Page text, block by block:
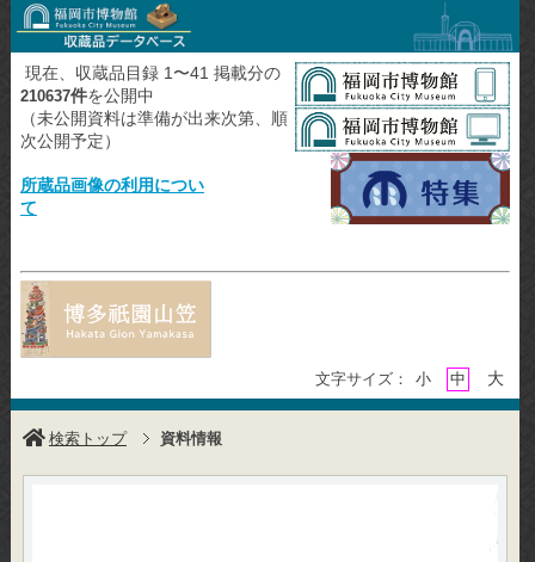
現在、収蔵品目録 1〜41 掲載分の
210637件を公開中
（未公開資料は準備が出来次第、順
次公開予定）
所蔵品画像の利用につい
て
文字サイズ： 小 中 大
検索トップ 資料情報